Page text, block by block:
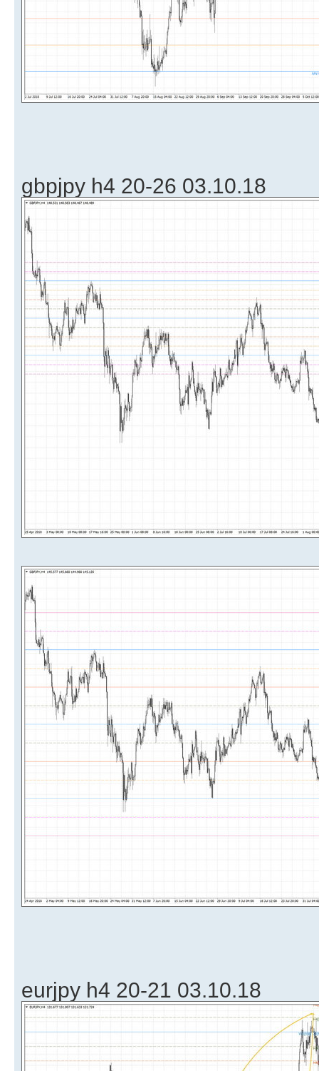
gbpjpy h4 20-26 03.10.18
eurjpy h4 20-21 03.10.18